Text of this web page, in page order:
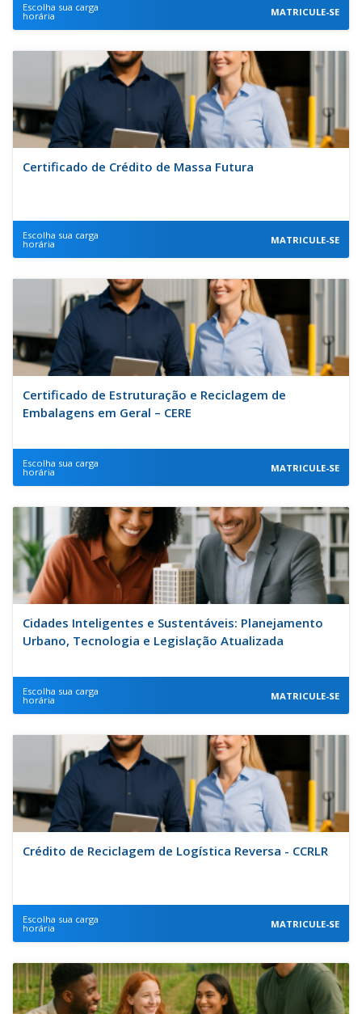
Escolha sua carga
horária MATRICULE-SE
Certificado de Crédito de Massa Futura
Escolha sua carga
horária MATRICULE-SE
Certificado de Estruturação e Reciclagem de
Embalagens em Geral – CERE
Escolha sua carga
horária MATRICULE-SE
Cidades Inteligentes e Sustentáveis: Planejamento
Urbano, Tecnologia e Legislação Atualizada
Escolha sua carga
horária MATRICULE-SE
Crédito de Reciclagem de Logística Reversa - CCRLR
Escolha sua carga
horária MATRICULE-SE